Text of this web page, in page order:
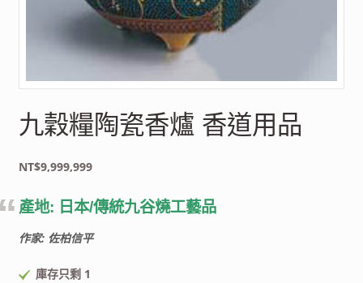
九穀糧陶瓷香爐 香道用品
NT$9,999,999
產地: 日本/傳統九谷燒工藝品
作家: 佐柏信平
庫存只剩 1